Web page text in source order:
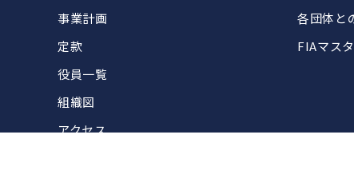
事業計画
定款
役員一覧
組織図
アクセス
各団体と
FIAマス